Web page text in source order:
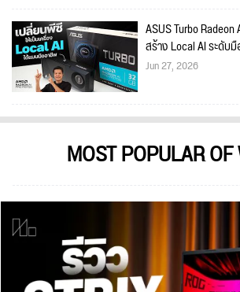
ASUS Turbo
สร้าง Local AI ระดับ
Jun 27, 2026
MOST POPULAR OF